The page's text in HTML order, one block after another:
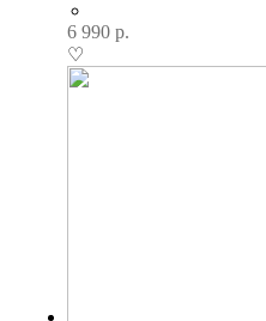
6 990р.
♡